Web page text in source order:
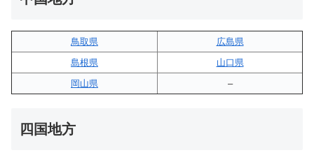
鳥取県
広島県
島根県
山口県
岡山県
–
四国地方